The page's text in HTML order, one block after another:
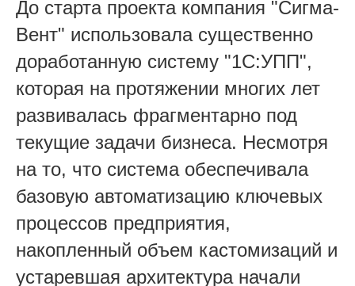
До старта проекта компания "Сигма-
Вент" использовала существенно
доработанную систему "1С:УПП",
которая на протяжении многих лет
развивалась фрагментарно под
текущие задачи бизнеса. Несмотря
на то, что система обеспечивала
базовую автоматизацию ключевых
процессов предприятия,
накопленный объем кастомизаций и
устаревшая архитектура начали